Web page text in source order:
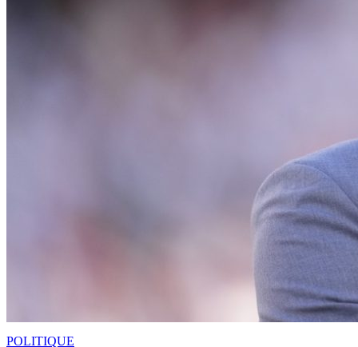
POLITIQUE